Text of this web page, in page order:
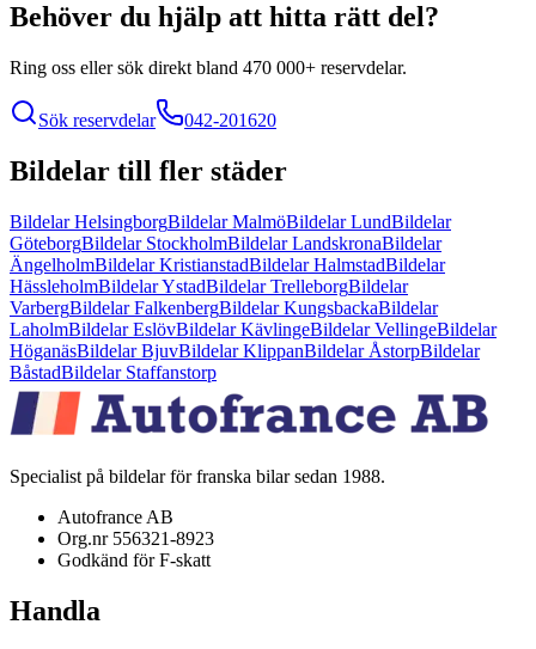
Behöver du hjälp att hitta rätt del?
Ring oss eller sök direkt bland 470 000+ reservdelar.
Sök reservdelar 042-201620
Bildelar till fler städer
Bildelar HelsingborgBildelarMalmöBildelarLundBildelar
GöteborgBildelar StockholmBildelarLandskronaBildelar
ÄngelholmBildelarKristianstadBildelarHalmstadBildelar
HässleholmBildelarYstadBildelarTrelleborgBildelar
VarbergBildelarFalkenbergBildelarKungsbackaBildelar
LaholmBildelarEslövBildelarKävlingeBildelarVellingeBildelar
HöganäsBildelarBjuvBildelarKlippanBildelar ÅstorpBildelar
BåstadBildelar Staffanstorp
Specialist på bildelar för franska bilar sedan 1988.
Autofrance AB
Org.nr 556321-8923
Godkänd för F-skatt
Handla